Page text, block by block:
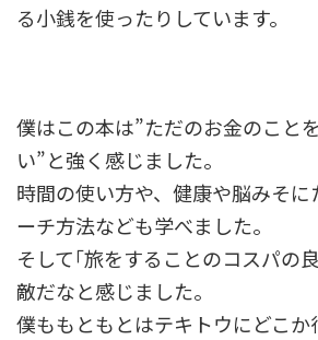
る小銭を使ったりしています。
僕はこの本は”ただのお金のこと
い”と強く感じました。
時間の使い方や、健康や脳みそに
ーチ方法なども学べました。
そして｢旅をすることのコスパの
敵だなと感じました。
僕ももともとはテキトウにどこか